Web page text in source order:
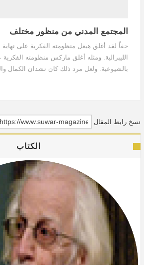
المجتمع المدني من منظور مختلف
حقاً لقد أغلق هيغل منظومته الفكرية على نهاية
الليبرالية. ومثله أغلق ماركس منظومته الفكرية
بالشيوعية. ولعل مرد ذلك كان نشدان الكمال
نسخ رابط المقال
الكتاب